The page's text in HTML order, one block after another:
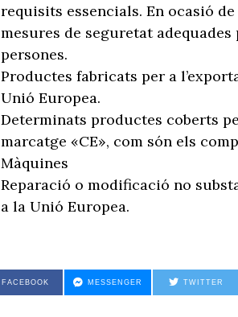
requisits essencials. En ocasió de
mesures de seguretat
persones.
Productes fabricats per a
Unió Europea.
Determinats productes coberts
marcatge «CE», com són els
Màquines
Reparació o modificació no
a la Unió Europea.
FACEBOOK MESSENGER TWITTER